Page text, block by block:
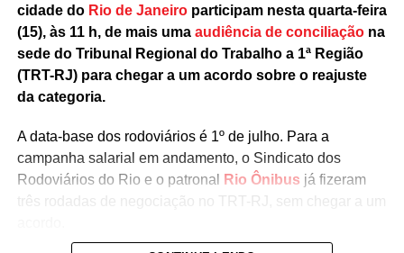
cidade do Rio de Janeiroparticipam nesta quarta-feira
(15), às 11 h, de mais uma audiência de conciliaçãona
sede do Tribunal Regional do Trabalho a 1ª Região
(TRT-RJ) para chegar a um acordo sobre o reajuste
da categoria.
A data-base dos rodoviários é 1º de julho. Para a
campanha salarial em andamento, o Sindicato dos
Rodoviários do Rio e o patronal Rio Ônibus já fizeram